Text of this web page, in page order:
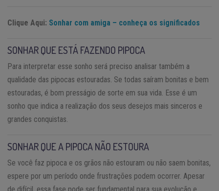
Clique Aqui: Sonhar com amiga – conheça os significados
SONHAR QUE ESTÁ FAZENDO PIPOCA
Para interpretar esse sonho será preciso analisar também a
qualidade das pipocas estouradas. Se todas saíram bonitas e bem
estouradas, é bom presságio de sorte em sua vida. Esse é um
sonho que indica a realização dos seus desejos mais sinceros e
grandes conquistas.
SONHAR QUE A PIPOCA NÃO ESTOURA
Se você faz pipoca e os grãos não estouram ou não saem bonitas,
espere por um período onde frustrações podem ocorrer. Apesar
de difícil, essa fase pode ser fundamental para sua evolução e